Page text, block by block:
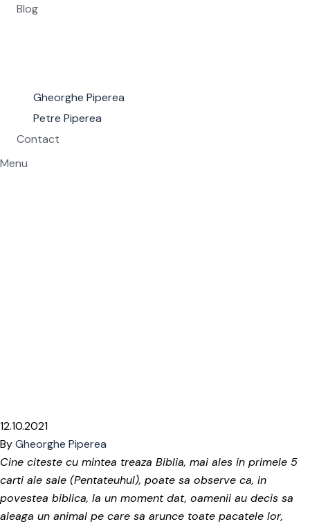
Blog
Gheorghe Piperea
Petre Piperea
Contact
Menu
12.10.2021
ByGheorghe Piperea
Cine citeste cu mintea treaza Biblia, mai ales in primele 5
carti ale sale (Pentateuhul), poate sa observe ca, in
povestea biblica, la un moment dat, oamenii au decis sa
aleaga un animal pe care sa arunce toate pacatele lor,